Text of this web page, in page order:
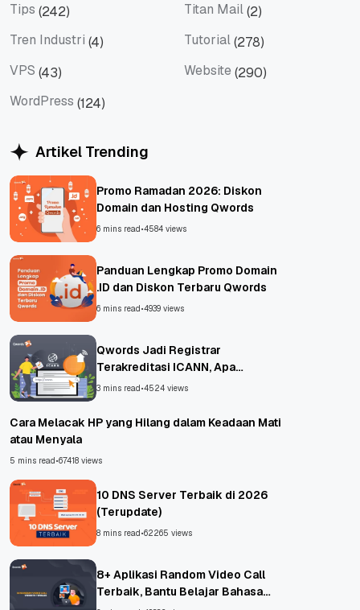
Tips (242) Titan Mail(2)
Tren Industri (4) Tutorial(278)
VPS (43) Website (290)
WordPress (124)
Artikel Trending
Promo Ramadan 2026: Diskon
Domain dan Hosting Qwords
6 mins read •4584 views
Panduan Lengkap Promo Domain
.ID dan Diskon Terbaru Qwords
6 mins read •4939 views
Qwords Jadi Registrar
Terakreditasi ICANN, Apa
Untungnya?
3 mins read •4524 views
Cara Melacak HP yang Hilang dalam Keadaan Mati
atau Menyala
5 mins read •67418 views
10 DNS Server Terbaik di 2026
(Terupdate)
8 mins read •62265 views
8+ Aplikasi Random Video Call
Terbaik, Bantu Belajar Bahasa